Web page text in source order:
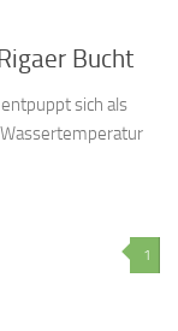
Bucht
sich als
1